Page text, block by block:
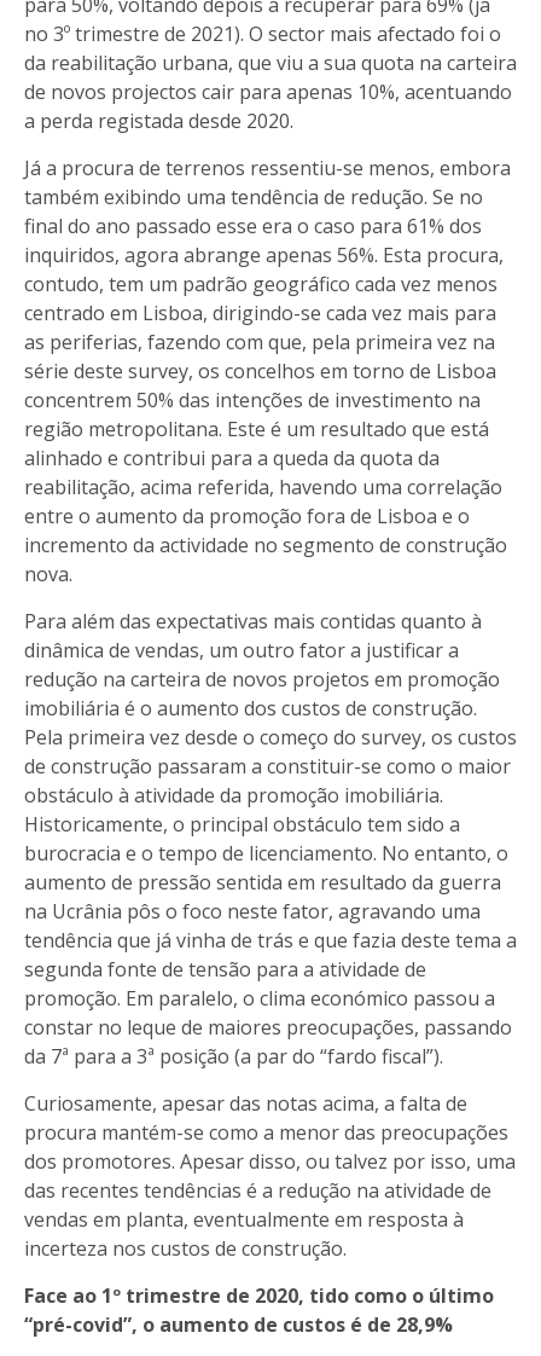
no 3º trimestre de 2021). O sector mais afectado foi o
da reabilitação urbana, que viu a sua quota na carteira
de novos projectos cair para apenas 10%, acentuando
a perda registada desde 2020.
Já a procura de terrenos ressentiu-se menos, embora
também exibindo uma tendência de redução. Se no
final do ano passado esse era o caso para 61% dos
inquiridos, agora abrange apenas 56%. Esta procura,
contudo, tem um padrão geográfico cada vez menos
centrado em Lisboa, dirigindo-se cada vez mais para
as periferias, fazendo com que, pela primeira vez na
série deste survey, os concelhos em torno de Lisboa
concentrem 50% das intenções de investimento na
região metropolitana. Este é um resultado que está
alinhado e contribui para a queda da quota da
reabilitação, acima referida, havendo uma correlação
entre o aumento da promoção fora de Lisboa e o
incremento da actividade no segmento de construção
nova.
Para além das expectativas mais contidas quanto à
dinâmica de vendas, um outro fator a justificar a
redução na carteira de novos projetos em promoção
imobiliária é o aumento dos custos de construção.
Pela primeira vez desde o começo do survey, os custos
de construção passaram a constituir-se como o maior
obstáculo à atividade da promoção imobiliária.
Historicamente, o principal obstáculo tem sido a
burocracia e o tempo de licenciamento. No entanto, o
aumento de pressão sentida em resultado da guerra
na Ucrânia pôs o foco neste fator, agravando uma
tendência que já vinha de trás e que fazia deste tema a
segunda fonte de tensão para a atividade de
promoção. Em paralelo, o clima económico passou a
constar no leque de maiores preocupações, passando
da 7ª para a 3ª posição (a par do “fardo fiscal”).
Curiosamente, apesar das notas acima, a falta de
procura mantém-se como a menor das preocupações
dos promotores. Apesar disso, ou talvez por isso, uma
das recentes tendências é a redução na atividade de
vendas em planta, eventualmente em resposta à
incerteza nos custos de construção.
Face ao 1º trimestre de 2020, tido como o último
“pré-covid”, o aumento de custos é de 28,9%